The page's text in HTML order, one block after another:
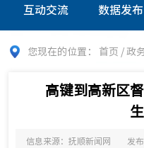
互动交流
数据发布
您现在的位置： 首页 /政
高键到高新区
信息来源：抚顺新闻网 发